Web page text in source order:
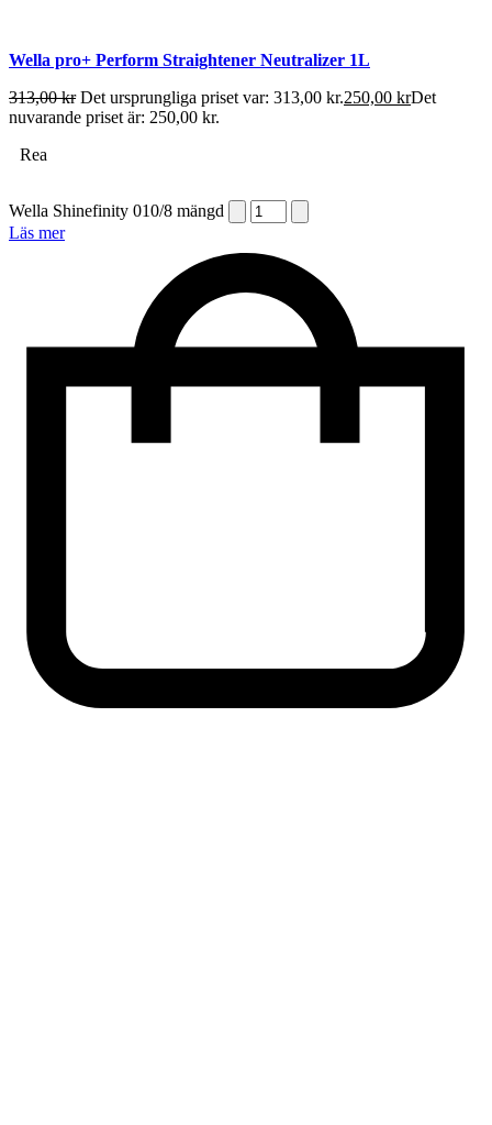
Wella pro+ Perform Straightener Neutralizer 1L
313,00kr Det ursprungliga priset var: 313,00 kr.250,00 krDet
nuvarande priset är: 250,00 kr.
Rea
Wella Shinefinity 010/8 mängd
Läs mer